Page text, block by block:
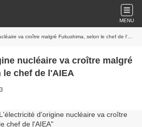
MENU
va croître malgré Fukushima, selon le chef de l'AIEA
nucléaire va croître malgré
le chef de l'AIEA